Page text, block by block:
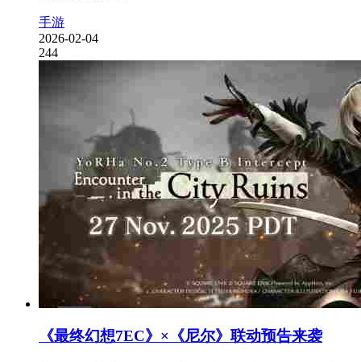
手游
2026-02-04
244
《最终幻想7EC》×《尼尔》联动预告来袭